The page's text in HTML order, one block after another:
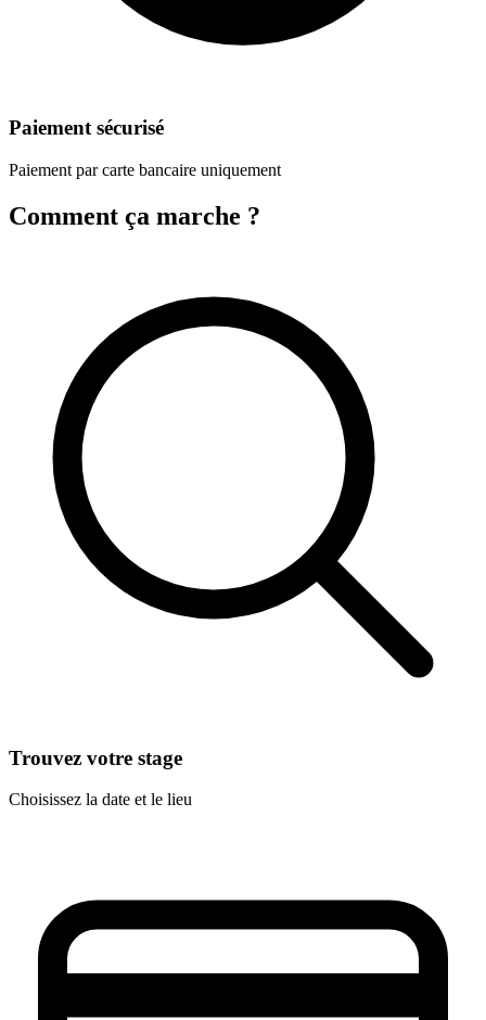
Paiement sécurisé
Paiement par carte bancaire uniquement
Comment ça marche ?
Trouvez votre stage
Choisissez la date et le lieu